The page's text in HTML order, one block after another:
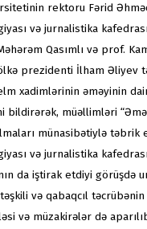
rektoru Fərid
və jurnalistika
Qasımlı və prof.
prezidenti İlham Əliyev
xadimlərinin əməyinin
bildirərək, müəllimləri
münasibətiylə təbrik
və jurnalistika
da iştirak etdiyi görüşdə
və qabaqcıl
və müzakirələr də